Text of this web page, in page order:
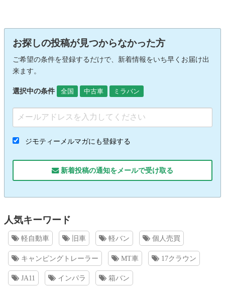
お探しの投稿が見つからなかった方
ご希望の条件を登録するだけで、新着情報をいち早くお届け出
来ます。
選択中の条件 全国 中古車 ミラバン
ジモティーメルマガにも登録する
新着投稿の通知をメールで受け取る
人気キーワード
軽自動車 旧車 軽バン 個人売買
キャンピングトレーラー MT車 17クラウン
JA11 インパラ 箱バン